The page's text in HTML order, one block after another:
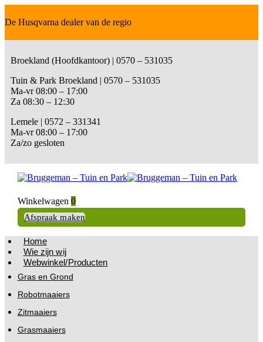
De Husqvarna dealer van de regio
Broekland (Hoofdkantoor) | 0570 – 531035
Tuin & Park Broekland | 0570 – 531035
Ma-vr 08:00 – 17:00
Za 08:30 – 12:30
Lemele | 0572 – 331341
Ma-vr 08:00 – 17:00
Za/zo gesloten
Winkelwagen 0
Afspraak maken
Home
Wie zijn wij
Webwinkel/Producten
Gras en Grond
Robotmaaiers
Zitmaaiers
Grasmaaiers